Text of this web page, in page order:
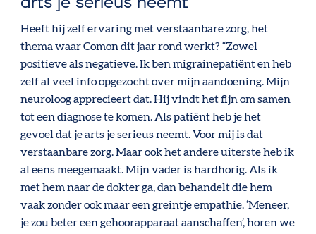
Heeft hij zelf ervaring met verstaanbare zorg, het
thema waar Comon dit jaar rond werkt? “Zowel
positieve als negatieve. Ik ben migrainepatiënt en heb
zelf al veel info opgezocht over mijn aandoening. Mijn
neuroloog apprecieert dat. Hij vindt het fijn om samen
tot een diagnose te komen. Als patiënt heb je het
gevoel dat je arts je serieus neemt. Voor mij is dat
verstaanbare zorg. Maar ook het andere uiterste heb ik
al eens meegemaakt. Mijn vader is hardhorig. Als ik
met hem naar de dokter ga, dan behandelt die hem
vaak zonder ook maar een greintje empathie. ‘Meneer,
je zou beter een gehoorapparaat aanschaffen’, horen we